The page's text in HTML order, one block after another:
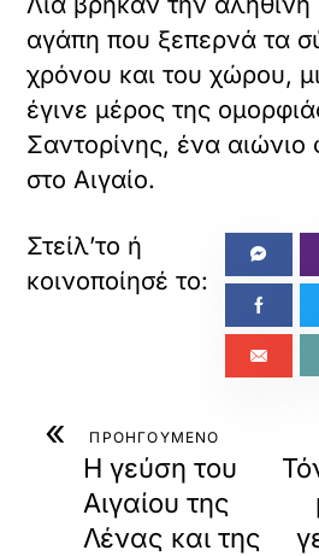
αγάπη που ξεπερνά τα
χρόνου και του χώρου,
έγινε μέρος της
Σαντορίνης, ένα
στο Αιγαίο.
« ΠΡΟΗΓΟΥΜΕΝΟ
Η γεύση του
Αιγαίου της
Λένας και της